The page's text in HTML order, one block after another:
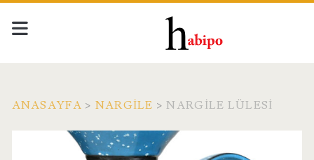
ANASAYFA > NARGILE >NARGILE LÜLESI